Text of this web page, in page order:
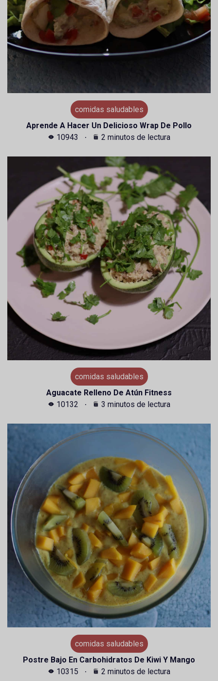
comidas saludables
Aprende A Hacer Un Delicioso Wrap De Pollo
10943
2 minutos de lectura
comidas saludables
Aguacate Relleno De Atún Fitness
10132
3 minutos de lectura
comidas saludables
Postre Bajo En Carbohidratos De Kiwi Y Mango
10315
2 minutos de lectura